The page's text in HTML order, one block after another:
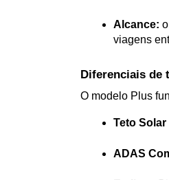
Alcance:
viagens
Diferenciais de
O modelo Plus
Teto
ADAS